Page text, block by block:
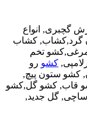
گچبری, انواع
گرد,کشاب, کشاب
تخم
کشو رو
کشو ستون پیچ,
قاب, کشو گل,کشو
گل جدید,